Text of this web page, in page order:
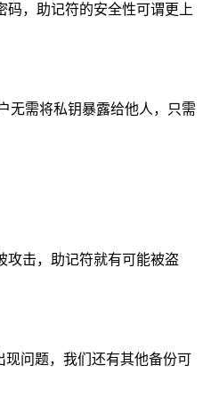
，助记符的安全性可谓更上
无需将私钥暴露给他人，只需
攻击，助记符就有可能被盗
现问题，我们还有其他备份可